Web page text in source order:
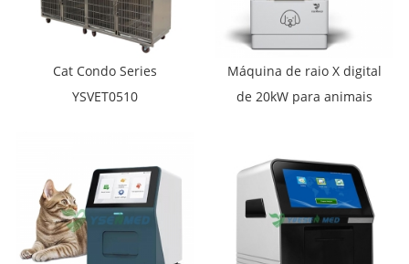
Cat Condo Series
YSVET0510
Máquina de raio X digital
de 20kW para animais